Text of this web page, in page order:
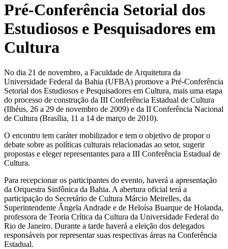
Pré-Conferência Setorial dos
Estudiosos e Pesquisadores em
Cultura
No dia 21 de novembro, a Faculdade de Arquitetura da
Universidade Federal da Bahia (UFBA) promove a Pré-Conferência
Setorial dos Estudiosos e Pesquisadores em Cultura, mais uma etapa
do processo de construção da III Conferência Estadual de Cultura
(Ilhéus, 26 a 29 de novembro de 2009) e da II Conferência Nacional
de Cultura (Brasília, 11 a 14 de março de 2010).
O encontro tem caráter mobilizador e tem o objetivo de propor o
debate sobre as políticas culturais relacionadas ao setor, sugerir
propostas e eleger representantes para a III Conferência Estadual de
Cultura.
Para recepcionar os participantes do evento, haverá a apresentação
da Orquestra Sinfônica da Bahia. A abertura oficial terá a
participação do Secretário de Cultura Márcio Meirelles, da
Superintendente Ângela Andrade e de Heloísa Buarque de Holanda,
professora de Teoria Crítica da Cultura da Universidade Federal do
Rio de Janeiro. Durante a tarde haverá a eleição dos delegados
responsáveis por representar suas respectivas áreas na Conferência
Estadual.